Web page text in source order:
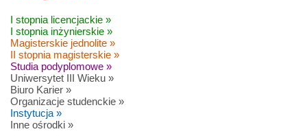
I stopnia licencjackie »
I stopnia inżynierskie »
Magisterskie jednolite »
II stopnia magisterskie »
Studia podyplomowe »
Uniwersytet III Wieku »
Biuro Karier »
Organizacje studenckie »
Instytucja »
Inne ośrodki »